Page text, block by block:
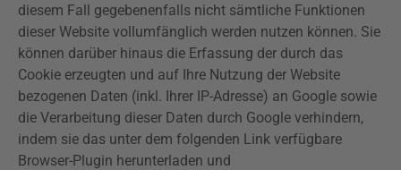
diesem Fall gegebenenfalls nicht sämtliche Funktionen
dieser Website vollumfänglich werden nutzen können. Sie
können darüber hinaus die Erfassung der durch das
Cookie erzeugten und auf Ihre Nutzung der Website
bezogenen Daten (inkl. Ihrer IP-Adresse) an Google sowie
die Verarbeitung dieser Daten durch Google verhindern,
indem sie das unter dem folgenden Link verfügbare
Browser-Plugin herunterladen und